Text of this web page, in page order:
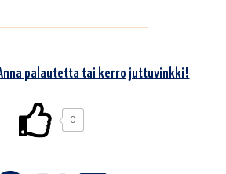
palautetta tai kerro juttuvinkki!
0